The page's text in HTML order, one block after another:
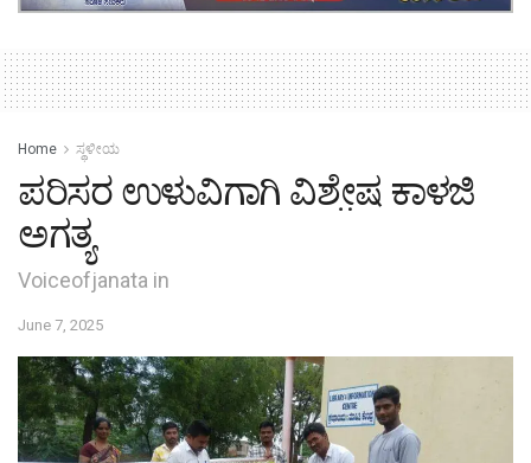
Home ಸ್ಥಳೀಯ
ಪರಿಸರ ಉಳುವಿಗಾಗಿ ವಿಶೇ಼ಷ ಕಾಳಜಿ
ಅಗತ್ಯ
Voiceofjanata in
June 7, 2025